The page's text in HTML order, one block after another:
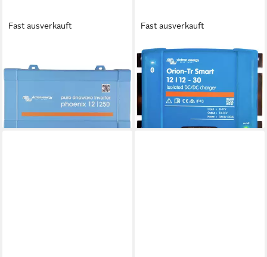
Fast ausverkauft
111,21 €
lieferbar - in 2-3 Werktagen bei dir
Fast ausverkauft
VICTRON ENERGY
Wechselrichter DC/DC-
Wandler isoliert
ORI121236120
234,99 €
lieferbar - in 2-3 Werktagen bei dir